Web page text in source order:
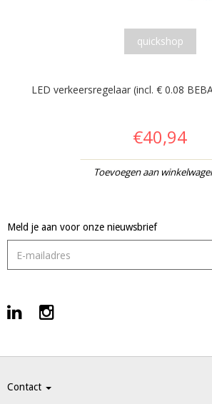
quickshop
LED verkeersregelaar (incl. € 0.08
€40,94
Toevoegen aan
Meld je aan voor onze nieuwsbrief
Contact